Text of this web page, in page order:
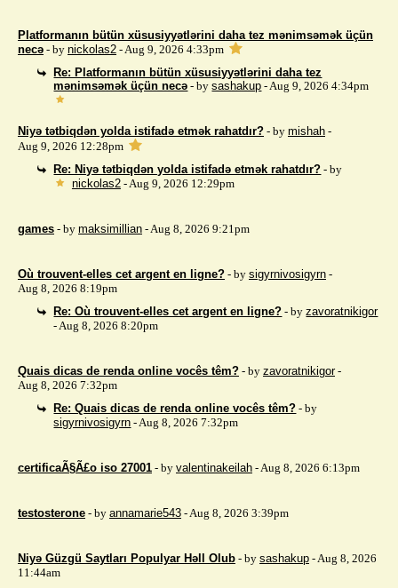
Platformanın bütün xüsusiyyətlərini daha tez mənimsəmək üçün
necə - by nickolas2 - Aug 9, 2026 4:33pm
Re: Platformanın bütün xüsusiyyətlərini daha tez
mənimsəmək üçün necə - bysashakup - Aug 9, 2026 4:34pm
Niyə tətbiqdən yolda istifadə etmək rahatdır? - by mishah -
Aug 9, 2026 12:28pm
Re: Niyə tətbiqdən yolda istifadə etmək rahatdır? - by
nickolas2- Aug 9, 2026 12:29pm
games - by maksimillian - Aug 8, 2026 9:21pm
Où trouvent-elles cet argent en ligne? - by sigyrnivosigyrn -
Aug 8, 2026 8:19pm
Re: Où trouvent-elles cet argent en ligne? - byzavoratnikigor
- Aug 8, 2026 8:20pm
Quais dicas de renda online vocês têm? - by zavoratnikigor-
Aug 8, 2026 7:32pm
Re: Quais dicas de renda online vocês têm? - by
sigyrnivosigyrn - Aug 8, 2026 7:32pm
certificaÃ§Ã£o iso 27001 - by valentinakeilah - Aug 8, 2026 6:13pm
testosterone - by annamarie543 - Aug 8, 2026 3:39pm
Niyə Güzgü Saytları Populyar Həll Olub - by sashakup - Aug 8, 2026
11:44am